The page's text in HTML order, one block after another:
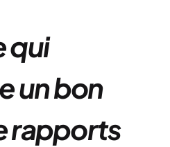
qui
un bon
rapports